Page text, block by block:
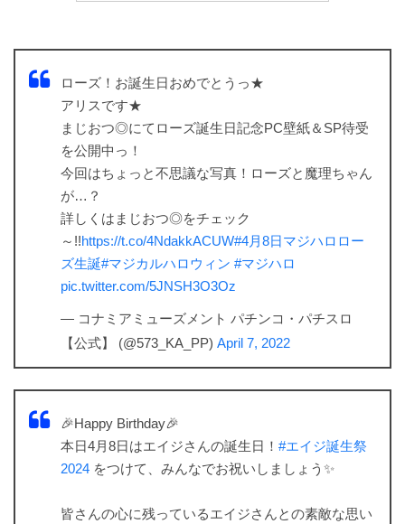
ローズ！お誕生日おめでとうっ★
アリスです★
まじおつ◎にてローズ誕生日記念PC壁紙＆SP待受
を公開中っ！
今回はちょっと不思議な写真！ローズと魔理ちゃん
が…？
詳しくはまじおつ◎をチェック
～!!https://t.co/4NdakkACUW#4月8日マジハロロー
ズ生誕#マジカルハロウィン #マジハロ
pic.twitter.com/5JNSH3O3Oz
— コナミアミューズメント パチンコ・パチスロ
【公式】 (@573_KA_PP) April 7, 2022
🎉Happy Birthday🎉
本日4月8日はエイジさんの誕生日！ #エイジ誕生祭
2024 をつけて、みんなでお祝いしましょう✨
皆さんの心に残っているエイジさんとの素敵な思い